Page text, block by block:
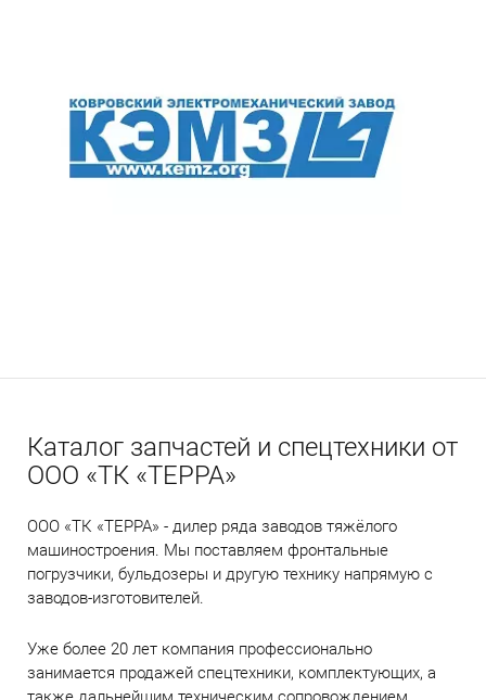
Каталог запчастей и спецтехники от
ООО «ТК «ТЕРРА»
ООО «ТК «ТЕРРА» - дилер ряда заводов тяжёлого
машиностроения. Мы поставляем фронтальные
погрузчики, бульдозеры и другую технику напрямую с
заводов-изготовителей.
Уже более 20 лет компания профессионально
занимается продажей спецтехники, комплектующих, а